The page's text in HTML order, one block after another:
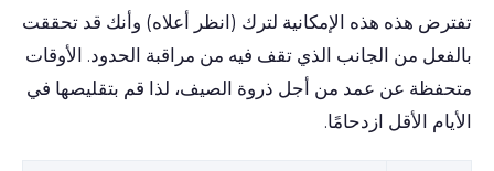
تفترض هذه هذه الإمكانية لترك (انظر أعلاه) وأنك قد تحققت
بالفعل من الجانب الذي تقف فيه من مراقبة الحدود. الأوقات
متحفظة عن عمد من أجل ذروة الصيف، لذا قم بتقليصها في
الأيام الأقل ازدحامًا.